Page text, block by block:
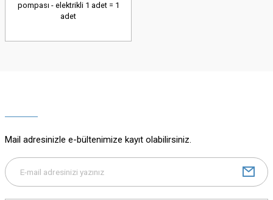
pompası - elektrikli 1 adet = 1
adet
Mail adresinizle e-bültenimize kayıt olabilirsiniz.